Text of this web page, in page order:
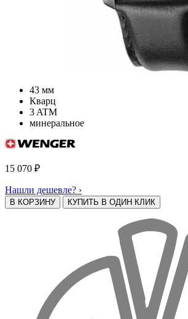
43 мм
Кварц
3 ATM
минеральное
15 070 ₽
Нашли дешевле? ›
В КОРЗИНУ КУПИТЬ В ОДИН КЛИК